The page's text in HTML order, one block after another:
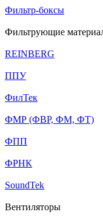
Фильтр-боксы
Фильтрующие
REINBERG
ППУ
ФилТек
ФМР (ФВР, ФМ, ФТ)
ФПП
ФРНК
SoundTek
Вентиляторы